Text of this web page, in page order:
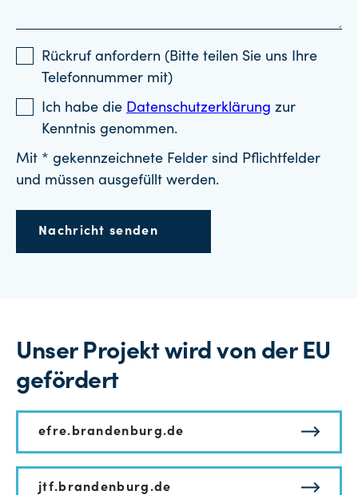
Rückruf anfordern (Bitte teilen Sie uns Ihre
Telefonnummer mit)
Ich habe die Datenschutzerklärung zur
Kenntnis genommen.
Mit * gekennzeichnete Felder sind Pflichtfelder
und müssen ausgefüllt werden.
Nachricht senden
Unser Projekt wird von der EU
gefördert
efre.brandenburg.de
jtf.brandenburg.de